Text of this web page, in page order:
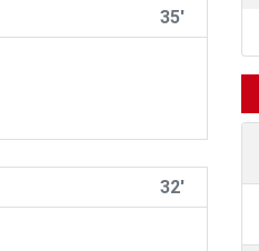
35'
32'